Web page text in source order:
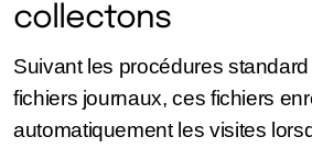
collectons
Suivant les procédures
fichiers journaux, ces fichiers
automatiquement les visites